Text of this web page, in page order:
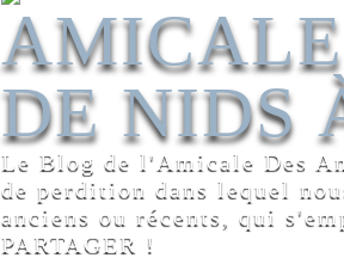
DE NIDS
Le Blog de l'Amicale Des
de perdition dans lequel
anciens ou récents, qui
PARTAGER !